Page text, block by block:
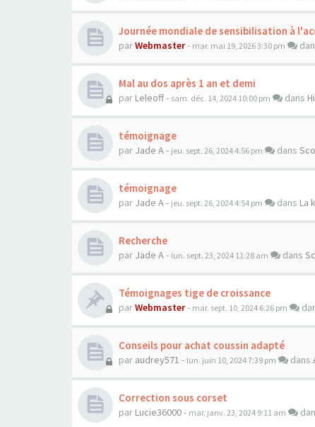
Journée mondiale de sensibilisation à
parWebmaster- mar. mai 19, 2026 3:30 pm
Mal au dos après 1 an et demi
par Leleoff- sam. déc. 14, 2024 10:00 pm dans
témoignage
par Jade A- jeu. sept. 26, 2024 4:56 pm dans
témoignage
par Jade A- jeu. sept. 26, 2024 4:54 pm dans La
Recherche
par Jade A- lun. sept. 23, 2024 11:28 am dans
Témoignages tige de croissance
parWebmaster- mar. sept. 10, 2024 6:26 pm
Conseils pour achat coussin adapté
par audrey571 - lun. juin 10, 2024 7:39 pm dans
Correction sous corset
par Lucie36000- mar. janv. 23, 2024 9:11 am